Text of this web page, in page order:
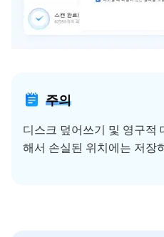
주의
디스크 덮어쓰기 및 영구적
해서 손실된 위치에는 저장